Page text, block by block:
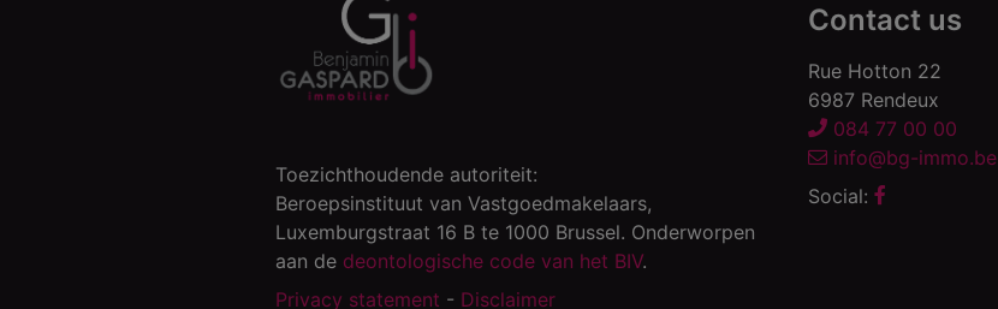
Toezichthoudende autoriteit:
Beroepsinstituut van Vastgoedmakelaars,
Luxemburgstraat 16 B te 1000 Brussel. Onderworpen
aan de deontologische code van het BIV.
Privacy statement - Disclaimer
Contact us
Rue Hotton 22
6987 Rendeux
084 77 00 00
info@bg-immo.be
Social: